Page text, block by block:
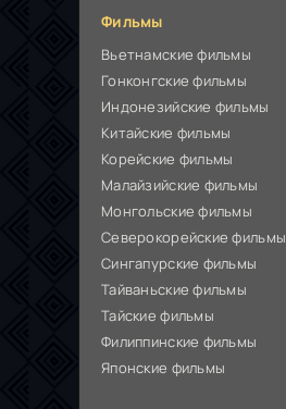
Фильмы
Вьетнамские фильмы
Гонконгские фильмы
Индонезийские фильмы
Китайские фильмы
Корейские фильмы
Малайзийские фильмы
Монгольские фильмы
Северокорейские фильмы
Сингапурские фильмы
Тайваньские фильмы
Тайские фильмы
Филиппинские фильмы
Японские фильмы